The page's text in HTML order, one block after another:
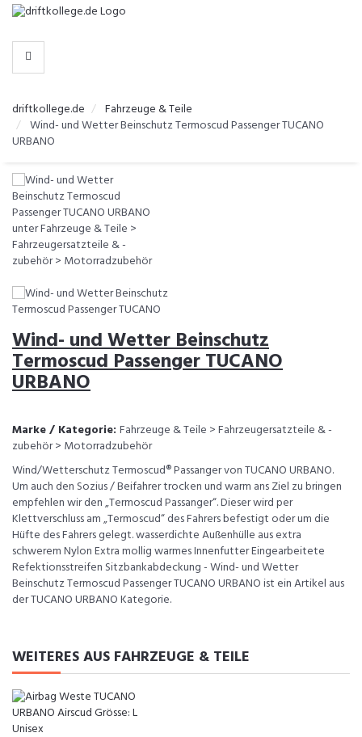
-
HERSTELLER
WÄHLEN
driftkollege.de
Fahrzeuge & Teile
Wind- und Wetter Beinschutz Termoscud Passenger TUCANO
URBANO
Wind- und Wetter Beinschutz
Termoscud Passenger TUCANO
URBANO
Marke / Kategorie: Fahrzeuge & Teile > Fahrzeugersatzteile & -
zubehör > Motorradzubehör
Wind/Wetterschutz Termoscud® Passanger von TUCANO URBANO.
Um auch den Sozius / Beifahrer trocken und warm ans Ziel zu bringen
empfehlen wir den „Termoscud Passanger“. Dieser wird per
Klettverschluss am „Termoscud“ des Fahrers befestigt oder um die
Hüfte des Fahrers gelegt. wasserdichte Außenhülle aus extra
schwerem Nylon Extra mollig warmes Innenfutter Eingearbeitete
Refektionsstreifen Sitzbankabdeckung - Wind- und Wetter
Beinschutz Termoscud Passenger TUCANO URBANO ist ein Artikel aus
der TUCANO URBANO Kategorie.
WEITERES AUS FAHRZEUGE & TEILE